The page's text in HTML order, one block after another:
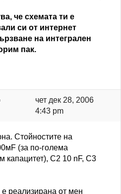
че схемата ти е
си от интернет
на интегрален
пак.
чет дек 28, 2006
4:43 pm
Стойностите на
(за по-голема
капацитет), С2 10 nF, C3
е реализирана от мен